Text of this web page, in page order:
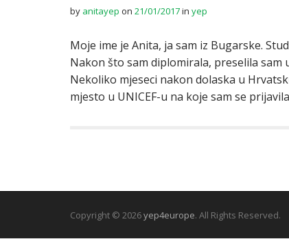
by anitayep on 21/01/2017in yep
Moje ime je Anita, ja sam iz Bugarske.
Nakon što sam diplomirala, preselila
Nekoliko mjeseci nakon dolaska u
mjesto u UNICEF-u na koje sam se
Copyright © 2026yep4europe. All Rights Reserved.